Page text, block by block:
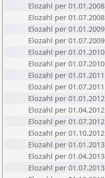
Elozahl per 01.01.2008
Elozahl per 01.07.2008
Elozahl per 01.01.2009
Elozahl per 01.07.2009
Elozahl per 01.01.2010
Elozahl per 01.07.2010
Elozahl per 01.01.2011
Elozahl per 01.07.2011
Elozahl per 01.01.2012
Elozahl per 01.04.2012
Elozahl per 01.07.2012
Elozahl per 01.10.2012
Elozahl per 01.01.2013
Elozahl per 01.04.2013
Elozahl per 01.07.2013